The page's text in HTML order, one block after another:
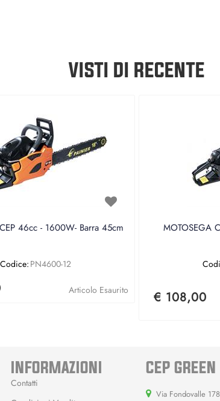
VISTI DI RECENTE
46cc - 1600W- Barra 45cm
Codice: PN4600-12
Articolo Esaurito
MOTOSEGA
€ 108,00
INFORMAZIONI
Contatti
CEP GREEN
Via Fondovalle